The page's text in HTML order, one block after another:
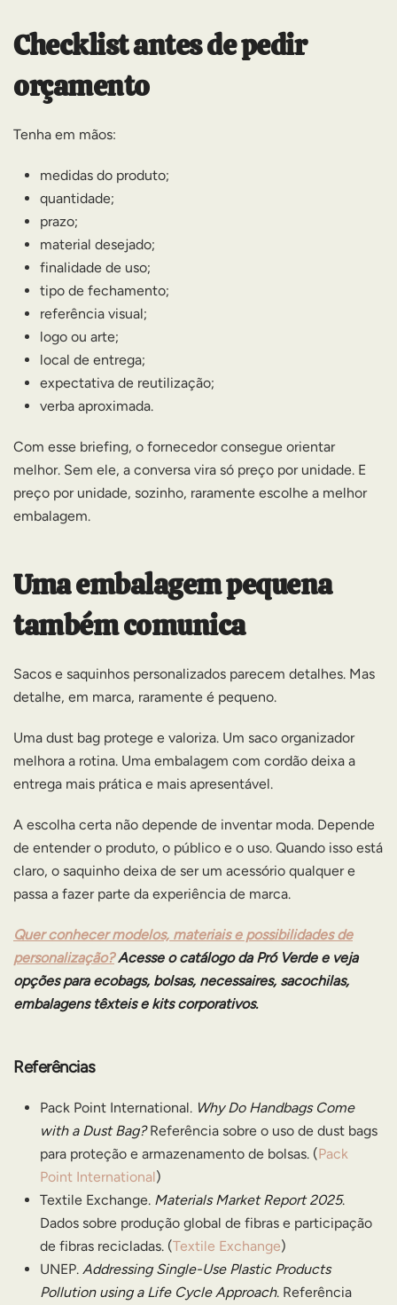
Checklist antes de pedir
orçamento
Tenha em mãos:
medidas do produto;
quantidade;
prazo;
material desejado;
finalidade de uso;
tipo de fechamento;
referência visual;
logo ou arte;
local de entrega;
expectativa de reutilização;
verba aproximada.
Com esse briefing, o fornecedor consegue orientar
melhor. Sem ele, a conversa vira só preço por unidade. E
preço por unidade, sozinho, raramente escolhe a melhor
embalagem.
Uma embalagem pequena
também comunica
Sacos e saquinhos personalizados parecem detalhes. Mas
detalhe, em marca, raramente é pequeno.
Uma dust bag protege e valoriza. Um saco organizador
melhora a rotina. Uma embalagem com cordão deixa a
entrega mais prática e mais apresentável.
A escolha certa não depende de inventar moda. Depende
de entender o produto, o público e o uso. Quando isso está
claro, o saquinho deixa de ser um acessório qualquer e
passa a fazer parte da experiência de marca.
Quer conhecer modelos, materiais e possibilidades de
personalização?Acesse o catálogo da Pró Verde e veja
opções para ecobags, bolsas, necessaires, sacochilas,
embalagens têxteis e kits corporativos.
Referências
Pack Point International. Why Do Handbags Come
with a Dust Bag?Referência sobre o uso de dust bags
para proteção e armazenamento de bolsas. (Pack
Point International)
Textile Exchange. Materials Market Report 2025.
Dados sobre produção global de fibras e participação
de fibras recicladas. (Textile Exchange)
UNEP. Addressing Single-Use Plastic Products
Pollution using a Life Cycle Approach. Referência